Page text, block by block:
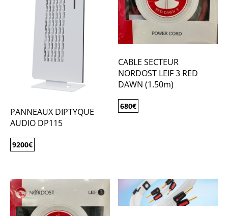
PANNEAUX DIPTYQUE
AUDIO DP115
9200€
CABLE SECTEUR
NORDOST LEIF 3 RED
DAWN (1.50m)
680€